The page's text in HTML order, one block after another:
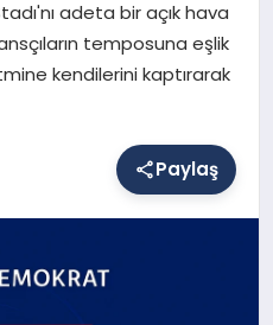
adeta bir açık hava
temposuna eşlik
kendilerini kaptırarak
Paylaş